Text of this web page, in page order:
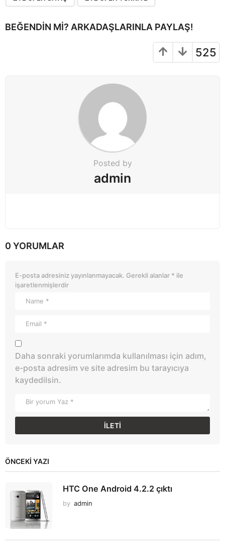
a
BEĞENDIN MI? ARKADAŞLARINLA PAYLAŞ!
525
Posted by
admin
0 YORUMLAR
E-posta adresiniz yayınlanmayacak. Gerekli alanlar * ile
işaretlenmişlerdir
Daha sonraki yorumlarımda kullanılması için adım,
e-posta adresim ve site adresim bu tarayıcıya
kaydedilsin.
ÖNCEKI YAZI
HTC One Android 4.2.2 çıktı
by admin